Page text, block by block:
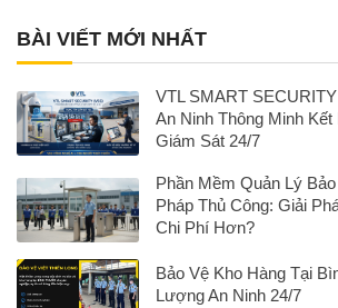
BÀI VIẾT MỚI NHẤT
VTL SMART
An Ninh Thông Minh
Giám Sát 24/7
Phần Mềm Quản Lý
Pháp Thủ Công: Giải
Chi Phí Hơn?
Bảo Vệ Kho Hàng Tại
Lượng An Ninh 24/7